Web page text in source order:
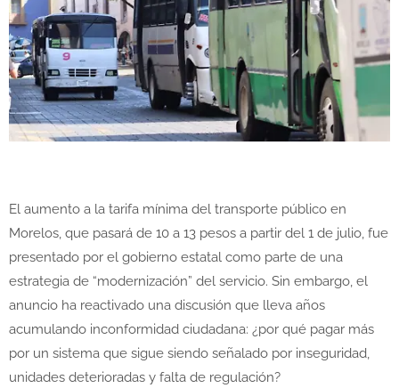
El aumento a la tarifa mínima del transporte público en
Morelos, que pasará de 10 a 13 pesos a partir del 1 de julio, fue
presentado por el gobierno estatal como parte de una
estrategia de “modernización” del servicio. Sin embargo, el
anuncio ha reactivado una discusión que lleva años
acumulando inconformidad ciudadana: ¿por qué pagar más
por un sistema que sigue siendo señalado por inseguridad,
unidades deterioradas y falta de regulación?